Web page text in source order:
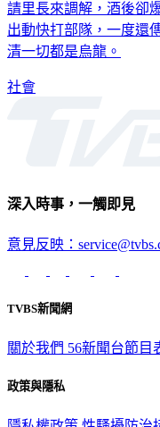
請里長來調解，酒後卻
出動快打部隊，一度還
清一切都是烏龍。
社會
深入時事，一觸即見
意見反映：
TVBS新聞網
關於我們 56新聞台節目
政策與隱私